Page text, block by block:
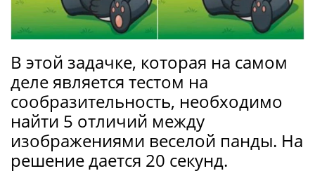
В этой задачке, которая на самом
деле является тестом на
сообразительность, необходимо
найти 5 отличий между
изображениями веселой панды. На
решение дается 20 секунд.